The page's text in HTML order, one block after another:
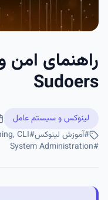
راهنمای امن
Sudoers
لینوکس و سیستم عامل
#آموزش لینوکس#
CLI
#
System Administration